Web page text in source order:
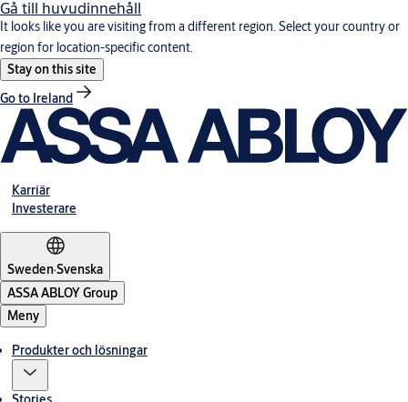
Gå till huvudinnehåll
It looks like you are visiting from a different region. Select your country or
region for location-specific content.
Stay on this site
Go to Ireland
Karriär
Investerare
Sweden·Svenska
ASSA ABLOY Group
Meny
Produkter och lösningar